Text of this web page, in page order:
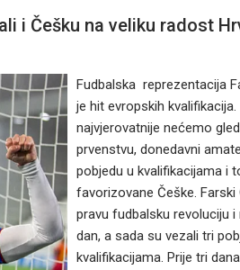
i Češku na veliku radost
Fudbalska reprezentacija
je hit evropskih kvalifikacija.
najvjerovatnije nećemo
prvenstvu, donedavni
pobjedu u kvalifikacijama i
favorizovane Češke.
pravu fudbalsku revoluciju i
dan, a sada su vezali tri
kvalifikacijama. Prije tri